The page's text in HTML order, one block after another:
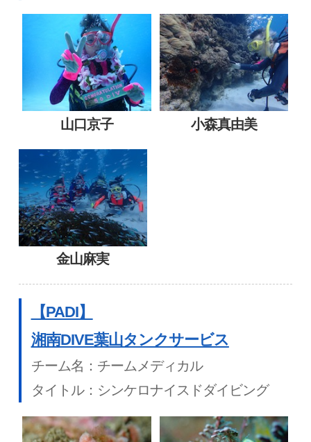
山口京子 小森真由美
金山麻実
【PADI】
湘南DIVE葉山タンクサービス
チーム名：チームメディカル
タイトル：シンケロナイスドダイビング